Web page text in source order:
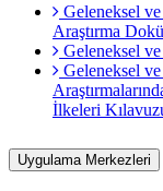
Geleneksel
Araştırma
Geleneksel
Geleneksel
İlkeleri
Uygulama Merkezleri